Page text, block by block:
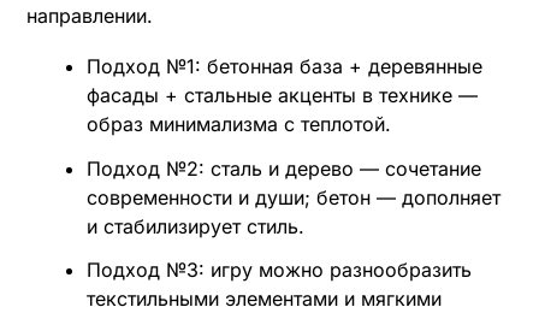
направлении.
Подход №1: бетонная база + деревянные
фасады + стальные акценты в технике —
образ минимализма с теплотой.
Подход №2: сталь и дерево — сочетание
современности и души; бетон — дополняет
и стабилизирует стиль.
Подход №3: игру можно разнообразить
текстильными элементами и мягкими